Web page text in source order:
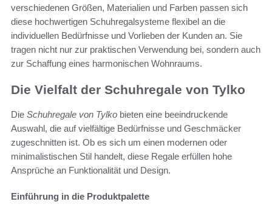
verschiedenen Größen, Materialien und Farben passen sich
diese hochwertigen Schuhregalsysteme flexibel an die
individuellen Bedürfnisse und Vorlieben der Kunden an. Sie
tragen nicht nur zur praktischen Verwendung bei, sondern auch
zur Schaffung eines harmonischen Wohnraums.
Die Vielfalt der Schuhregale von Tylko
Die Schuhregale von Tylko bieten eine beeindruckende
Auswahl, die auf vielfältige Bedürfnisse und Geschmäcker
zugeschnitten ist. Ob es sich um einen modernen oder
minimalistischen Stil handelt, diese Regale erfüllen hohe
Ansprüche an Funktionalität und Design.
Einführung in die Produktpalette